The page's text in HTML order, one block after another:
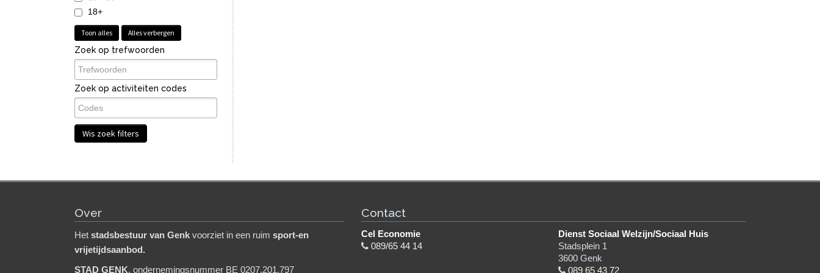
18+
Toon alles Alles verbergen
Zoek op trefwoorden
Zoek op activiteiten codes
Wis zoek filters
Over
Het stadsbestuur van Genk voorziet in een ruim sport-en
vrijetijdsaanbod.
STAD GENK, ondernemingsnummer BE 0207.201.797
Contact
Cel Economie
089/65 44 14
Dienst Sociaal Welzijn/Sociaal Huis
Stadsplein 1
3600Genk
089 65 43 72